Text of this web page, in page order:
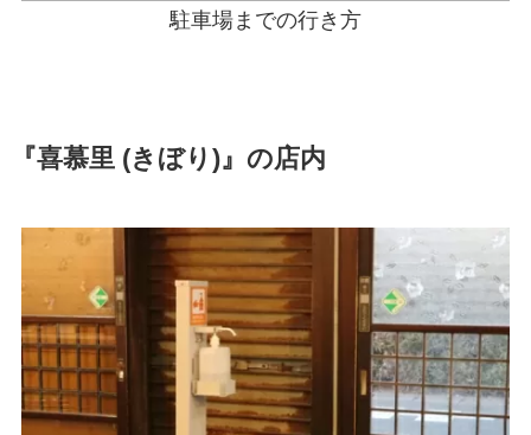
駐車場までの行き方
『喜慕里 (きぼり)』の店内